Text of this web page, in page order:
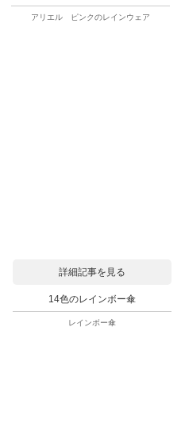
アリエル ピンクのレインウェア
詳細記事を見る
14色のレインボー傘
レインボー傘